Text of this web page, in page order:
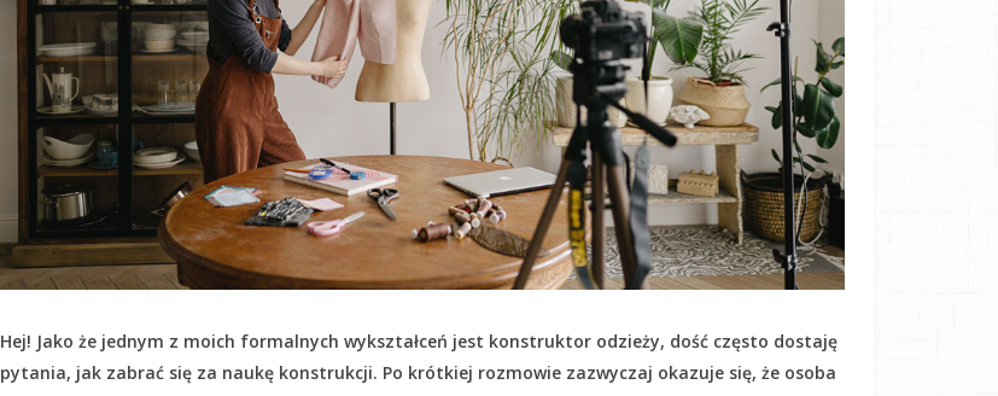
Hej! Jako że jednym z moich formalnych wykształceń jest konstruktor odzieży, dość często dostaję
pytania, jak zabrać się za naukę konstrukcji. Po krótkiej rozmowie zazwyczaj okazuje się, że osoba